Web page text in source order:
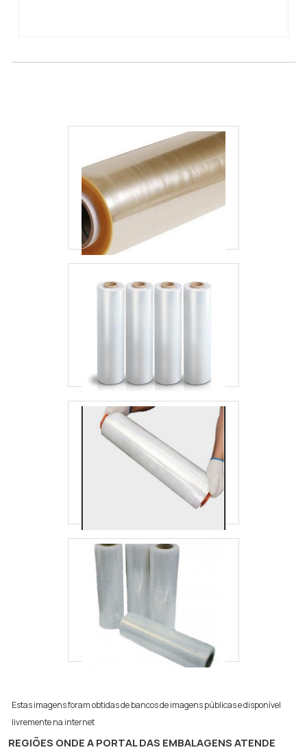
Estas imagens foram obtidas de bancos de imagens públicas e disponível
livremente na internet
REGIÕES ONDE A PORTAL DAS EMBALAGENS ATENDE